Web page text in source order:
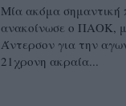
Μία ακόμα σημαντική
ανακοίνωσε ο ΠΑΟΚ,
Άντερσον για την
21χρονη ακραία...